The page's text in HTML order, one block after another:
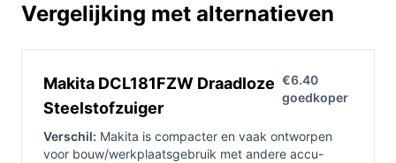
Vergelijking met alternatieven
Makita DCL181FZW Draadloze
Steelstofzuiger
€6.40
goedkoper
Verschil: Makita is compacter en vaak ontworpen
voor bouw/werkplaatsgebruik met andere accu-